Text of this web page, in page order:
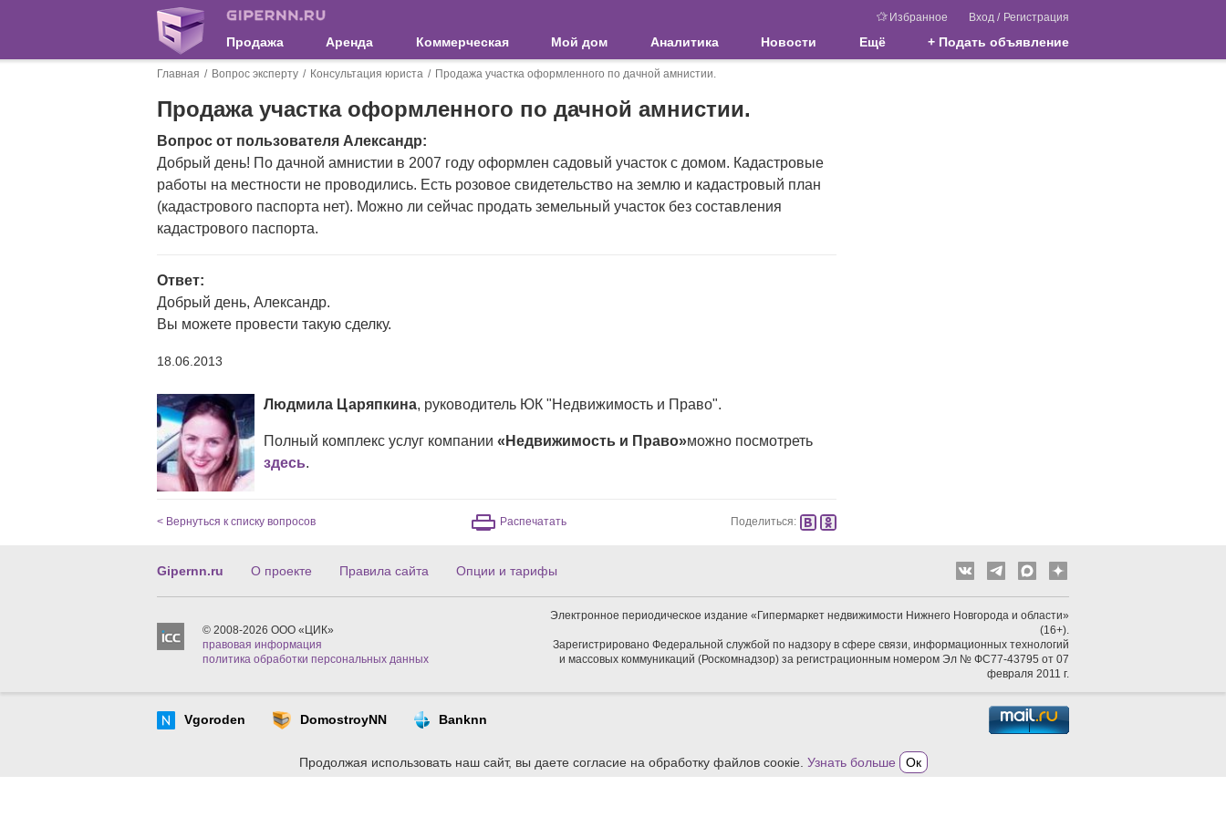
Избранное Вход / Регистрация
Продажа Аренда Коммерческая Мой дом Аналитика Новости Ещё + Подать объявление
Главная Вопрос эксперту Консультация юриста Продажа участка оформленного по дачной амнистии.
Продажа участка оформленного по дачной амнистии.
Вопрос от пользователя Александр:
Добрый день! По дачной амнистии в 2007 году оформлен садовый участок с домом. Кадастровые
работы на местности не проводились. Есть розовое свидетельство на землю и кадастровый план
(кадастрового паспорта нет). Можно ли сейчас продать земельный участок без составления
кадастрового паспорта.
Ответ:
Добрый день, Александр.
Вы можете провести такую сделку.
18.06.2013
Людмила Царяпкина, руководитель ЮК "Недвижимость и Право".
Полный комплекс услуг компании «Недвижимость и Право»можно посмотреть
здесь.
< Вернуться к списку вопросов Распечатать Поделиться:
Gipernn.ru О проекте Правила сайта Опции и тарифы
© 2008-2026 ООО «ЦИК»
правовая информация
политика обработки персональных данных
Электронное периодическое издание «Гипермаркет недвижимости Нижнего Новгорода и области»
(16+).
Зарегистрировано Федеральной службой по надзору в сфере связи, информационных технологий
и массовых коммуникаций (Роскомнадзор) за регистрационным номером Эл № ФС77-43795 от 07
февраля 2011 г.
Vgoroden DomostroyNN Banknn
Продолжая использовать наш сайт, вы даете согласие на обработку файлов сoокіе. Узнать больше Ок